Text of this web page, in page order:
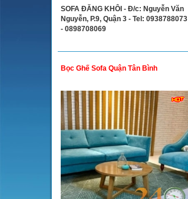
SOFA ĐĂNG KHÔI - Đ/c: Nguyễn Văn
Nguyễn, P.9, Quận 3 - Tel: 0938788073
- 0898708069
Bọc Ghế Sofa Quận Tân Bình